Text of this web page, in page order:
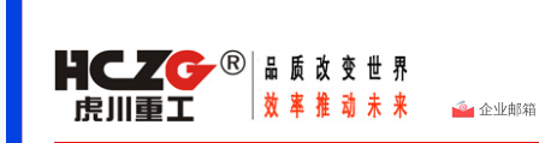
企业邮箱